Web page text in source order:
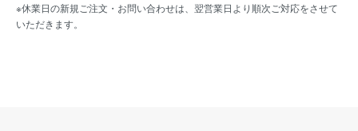
※休業日の新規ご注文・お問い合わせは、翌営業日より順次ご対応をさせて
いただきます。